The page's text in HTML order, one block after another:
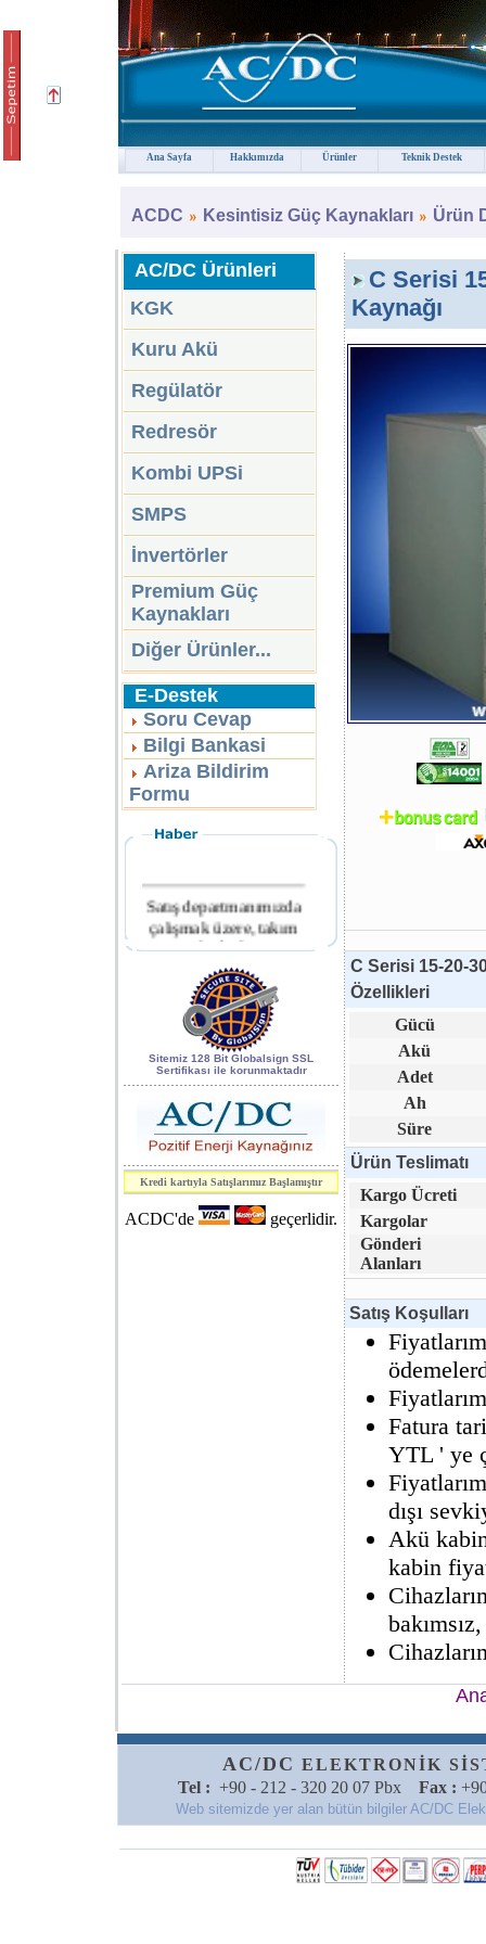
ACDC Kesintisiz Güç Kaynakları Ürün
AC/DC Ürünleri
KGK
Kuru Akü
Regülatör
Redresör
Kombi UPSi
SMPS
İnvertörler
Premium Güç
Kaynakları
Diğer Ürünler...
E-Destek
Soru Cevap
Bilgi Bankasi
Ariza Bildirim
Formu
Satış departmanımızda
çalışmak üzere, takım
arkadaşları
World of
Industry 2006
kapsamındaki 7.
Enerji, Elektrik
ve Elektronik
Teknolojileri
fuarı.
SAFETECHS3.3
SerisiKesintisiz Güç
Sitemiz 128 Bit Globalsign SSL
Sertifikası ile korunmaktadır
Kredi kartıyla Satışlarımız Başlamıştır
ACDC'de geçerlidir.
C Serisi
Kaynağı
C Serisi 15-20-
Özellikleri
Gücü
Akü
Adet
Ah
Süre
Ürün Teslimatı
Kargo Ücreti
Kargolar
Gönderi
Alanları
Satış Koşulları
Fatura
YTL ' ye
dışı
Akü
kabin
AC/DC ELEKTRONİK
Tel : +90 - 212 - 320 20 07 Pbx Fax :
Web sitemizde yer alan bütün bilgiler AC/DC
Ana Sayfa Hakkımızda Ürünler Teknik Destek